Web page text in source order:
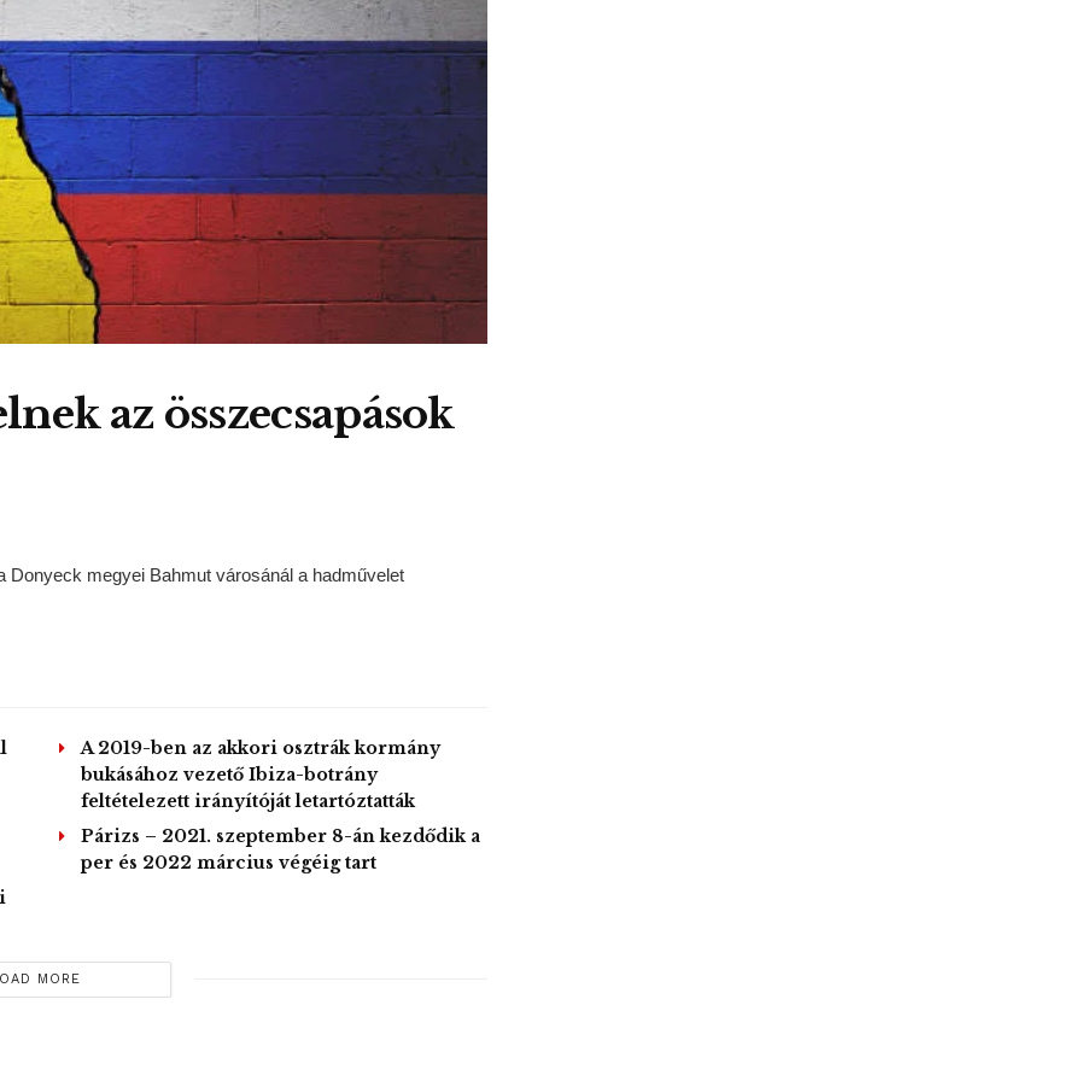
az összecsapások
megyei Bahmut városánál a hadművelet
A 2019-ben az akkori osztrák kormány
bukásához vezető Ibiza-botrány
feltételezett irányítóját letartóztatták
Párizs – 2021. szeptember 8-án kezdődik a
per és 2022 március végéig tart
MORE